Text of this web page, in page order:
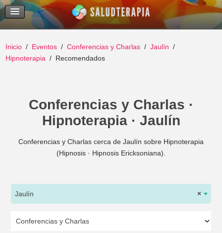
Temas Recientes
Buscar
Inicio Eventos Conferencias y Charlas
Jaulín
Hipnoterapia
Recomendados
Conferencias y Charlas ·
Hipnoterapia · Jaulín
Conferencias y Charlas cerca de Jaulín sobre Hipnoterapia
(Hipnosis · Hipnosis Ericksoniana).
×
Jaulín